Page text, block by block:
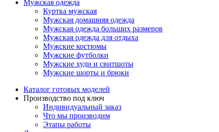
Мужская одежда
Куртка мужская
Мужская домашняя одежда
Мужская одежда больших размеров
Мужская одежда для отдыха
Мужские костюмы
Мужские футболки
Мужские худи и свитшоты
Мужские шорты и брюки
Каталог готовых моделей
Производство под ключ
Индивидуальный заказ
Что мы производим
Этапы работы